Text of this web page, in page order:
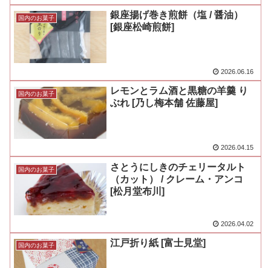
国内のお菓子
銀座揚げ巻き煎餅（塩 / 醤油）
[銀座松崎煎餅]
2026.06.16
国内のお菓子
レモンとラム酒と黒糖の羊羹 り
ぶれ [乃し梅本舗 佐藤屋]
2026.04.15
国内のお菓子
さとうにしきのチェリータルト
（カット） / クレーム・アンコ
[松月堂布川]
2026.04.02
国内のお菓子 江戸折り紙 [富士見堂]